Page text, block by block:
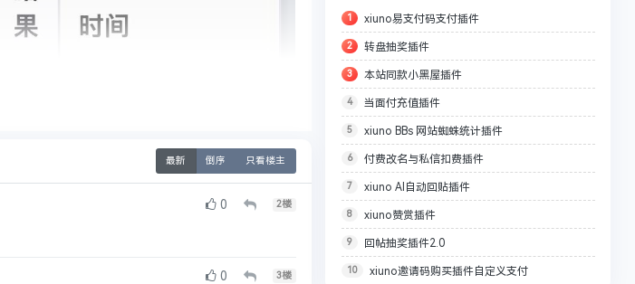
最新 倒序 只看楼主
0 2楼
0 3楼
1 xiuno易支付码支付插件
2 转盘抽奖插件
3 本站同款小黑屋插件
4 当面付充值插件
5 xiuno BBs 网站蜘蛛统计插件
6 付费改名与私信扣费插件
7 xiuno AI自动回贴插件
8 xiuno赞赏插件
9 回帖抽奖插件2.0
10 xiuno邀请码购买插件自定义支付